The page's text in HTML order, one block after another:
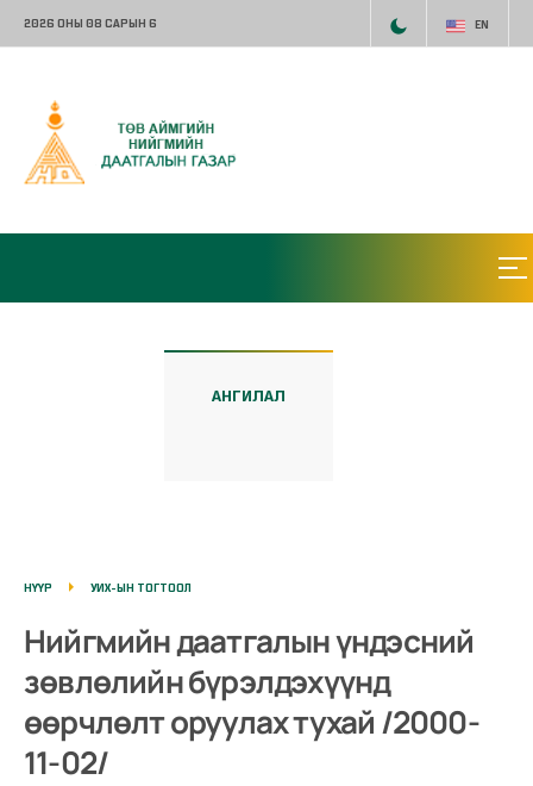
2026 ОНЫ 08 САРЫН 6 EN
АНГИЛАЛ
НҮҮР УИХ-ЫН ТОГТООЛ
Нийгмийн даатгалын үндэсний
зөвлөлийн бүрэлдэхүүнд
өөрчлөлт оруулах тухай /2000-
11-02/